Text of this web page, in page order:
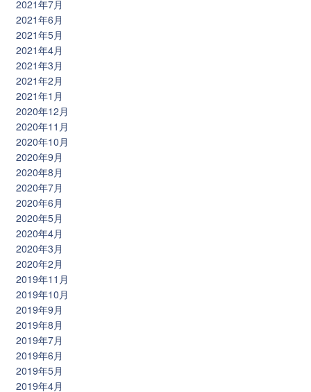
2021年7月
2021年6月
2021年5月
2021年4月
2021年3月
2021年2月
2021年1月
2020年12月
2020年11月
2020年10月
2020年9月
2020年8月
2020年7月
2020年6月
2020年5月
2020年4月
2020年3月
2020年2月
2019年11月
2019年10月
2019年9月
2019年8月
2019年7月
2019年6月
2019年5月
2019年4月